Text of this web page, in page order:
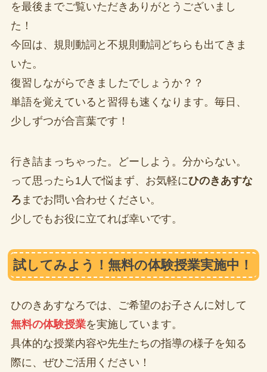
を最後までご覧いただきありがとうございまし
た！
今回は、規則動詞と不規則動詞どちらも出てきま
いた。
復習しながらできましたでしょうか？？
単語を覚えていると習得も速くなります。毎日、
少しずつが合言葉です！
行き詰まっちゃった。どーしよう。分からない。
って思ったら1人で悩まず、お気軽にひのきあすな
ろ までお問い合わせください。
少しでもお役に立てれば幸いです。
試してみよう！無料の体験授業実施中！
ひのきあすなろでは、ご希望のお子さんに対して
無料の体験授業を実施しています。
具体的な授業内容や先生たちの指導の様子を知る
際に、ぜひご活用ください！